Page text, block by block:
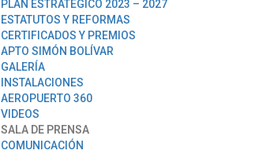
PLAN ESTRATÉGICO 2023 – 2027
ESTATUTOS Y REFORMAS
CERTIFICADOS Y PREMIOS
APTO SIMÓN BOLÍVAR
GALERÍA
INSTALACIONES
AEROPUERTO 360
VIDEOS
SALA DE PRENSA
COMUNICACIÓN